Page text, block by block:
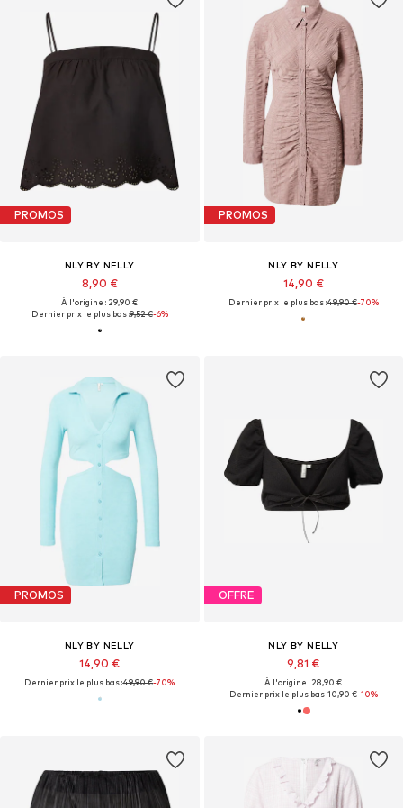
PROMOS
NLY BY NELLY
8,90 €
À l'origine : 29,90 €
Dernier prix le plus bas :9,52 €-6%
PROMOS
NLY BY NELLY
14,90 €
Dernier prix le plus bas :49,90 €-70%
PROMOS
NLY BY NELLY
14,90 €
Dernier prix le plus bas :49,90 €-70%
OFFRE
NLY BY NELLY
9,81 €
À l'origine : 28,90 €
Dernier prix le plus bas :10,90 €-10%